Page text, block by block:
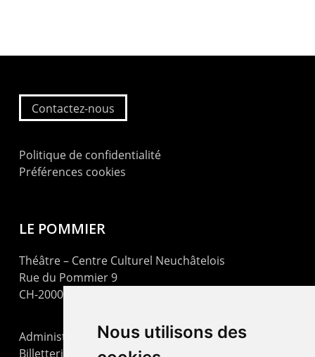
Nous utilisons des
Contactez-nous
Politique de confidentialité
Préférences cookies
LE POMMIER
Théâtre – Centre Culturel Neuchâtelois
Rue du Pommier 9
CH-2000 Neuchâtel
Administration : +41 32 725 03 03
Billetterie : +41 32 725 05 05